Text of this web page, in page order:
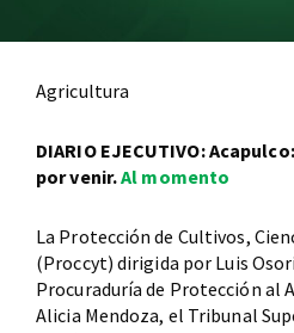
Agricultura
DIARIO EJECUTIVO:
por venir.Al momento
La Protección de Cultivos,
(Proccyt) dirigida por Luis
Procuraduría de Protección al
Alicia Mendoza, el Tribunal